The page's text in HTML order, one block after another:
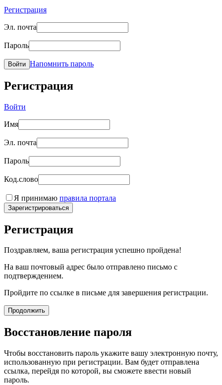
Регистрация
Эл. почта
Пароль
Войти Напомнить пароль
Регистрация
Войти
Имя
Эл. почта
Пароль
Код.слово
Я принимаю правила портала
Зарегистрироваться
Регистрация
Поздравляем, ваша регистрация успешно пройдена!
На ваш почтовый адрес было отправлено письмо с
подтверждением.
Пройдите по ссылке в письме для завершения регистрации.
Продолжить
Восстановление пароля
Чтобы восстановить пароль укажите вашу электронную почту,
использованную при регистрации. Вам будет отправлена
ссылка, перейдя по которой, вы сможете ввести новый
пароль.